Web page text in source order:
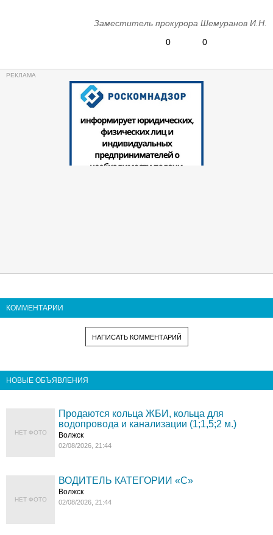
Заместитель прокурора Шемуранов И.Н.
0
0
КОММЕНТАРИИ
НАПИСАТЬ КОММЕНТАРИЙ
НОВЫЕ ОБЪЯВЛЕНИЯ
НЕТ ФОТО
Продаются кольца ЖБИ, кольца для
водопровода и канализации (1;1,5;2 м.)
Волжск
02/08/2026, 21:44
НЕТ ФОТО
ВОДИТЕЛЬ КАТЕГОРИИ «C»
Волжск
02/08/2026, 21:44